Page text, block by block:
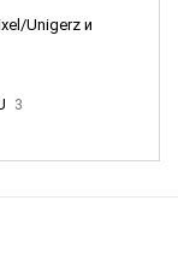
Unigerz и
3